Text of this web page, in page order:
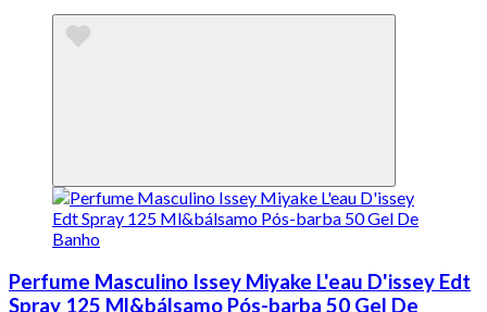
Perfume Masculino Issey Miyake L'eau D'issey Edt
Spray 125 Ml&bálsamo Pós-barba 50 Gel De